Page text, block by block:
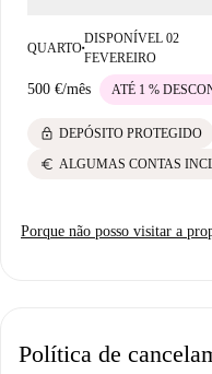
distância. Fazer compras no
pouco mais de 250 metros
prazer, com locais como o
proximidades. Aproveite sua
QUARTO■
DISPONÍVEL 02
FEVEREIRO
500 €/mês ATÉ 1 %
lock DEPÓSITO PROTEGIDO
euro ALGUMAS CONTAS
Porque não posso visitar a
Política de